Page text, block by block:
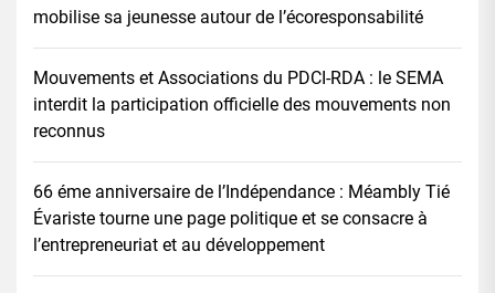
mobilise sa jeunesse autour de l’écoresponsabilité
Mouvements et Associations du PDCI-RDA : le SEMA
interdit la participation officielle des mouvements non
reconnus
66 éme anniversaire de l’Indépendance : Méambly Tié
Évariste tourne une page politique et se consacre à
l’entrepreneuriat et au développement